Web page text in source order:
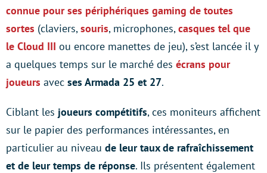
connue pour ses périphériques gaming de toutes
sortes (claviers,souris, microphones,casques tel que
le Cloud III ou encore manettes de jeu), s’est lancée il y
a quelques temps sur le marché des écrans pour
joueurs avec ses Armada 25 et 27.
Ciblant les joueurs compétitifs, ces moniteurs affichent
sur le papier des performances intéressantes, en
particulier au niveau de leur taux de rafraîchissement
et de leur temps de réponse. Ils présentent également